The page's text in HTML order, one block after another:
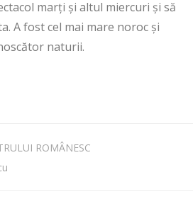
marți și altul miercuri și să
A fost cel mai mare noroc și
naturii.
ROMÂNESC